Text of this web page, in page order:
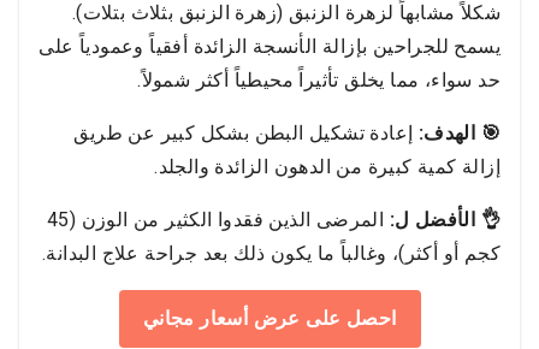
شكلاً مشابهاً لزهرة الزنبق (زهرة الزنبق بثلاث بتلات).
يسمح للجراحين بإزالة الأنسجة الزائدة أفقياً وعمودياً على
حد سواء، مما يخلق تأثيراً محيطياً أكثر شمولاً.
🎯 الهدف: إعادة تشكيل البطن بشكل كبير عن طريق
إزالة كمية كبيرة من الدهون الزائدة والجلد.
👌 الأفضل ل:
المرضى الذين فقدوا الكثير من الوزن (45
كجم أو أكثر)، وغالباً ما يكون ذلك بعد جراحة علاج البدانة.
احصل على عرض أسعار مجاني